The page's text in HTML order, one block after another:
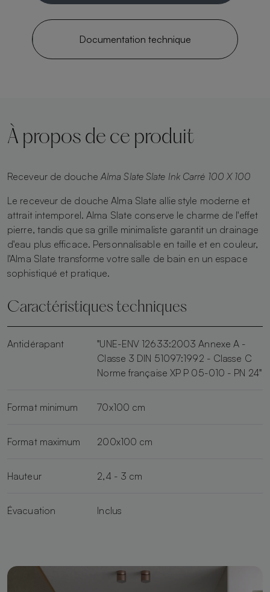
Documentation technique
À propos de ce produit
Receveur de douche Alma Slate Slate Ink Carré 100 X 100
Le receveur de douche Alma Slate allie style moderne et
attrait intemporel. Alma Slate conserve le charme de l'effet
pierre, tandis que sa grille minimaliste garantit un drainage
d'eau plus efficace. Personnalisable en taille et en couleur,
l'Alma Slate transforme votre salle de bain en un espace
sophistiqué et pratique.
Caractéristiques techniques
Antidérapant
"UNE-ENV 12633:2003 Annexe A -
Classe 3 DIN 51097:1992 - Classe C
Norme française XP P 05-010 - PN 24"
Format minimum 70x100 cm
Format maximum 200x100 cm
Hauteur 2,4 - 3 cm
Évacuation Inclus